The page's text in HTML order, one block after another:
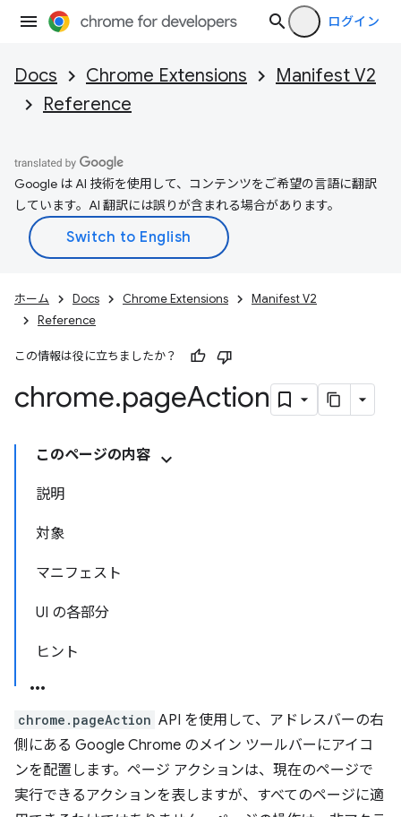
ログイン
Docs Chrome Extensions
Manifest V2
Reference
Google は AI 技術を使用して、コンテンツをご希望の言語に翻訳
しています。AI 翻訳には誤りが含まれる場合があります。
ホーム Docs Chrome Extensions
Manifest V2
Reference
この情報は役に立ちましたか？
chrome.pageAction
このページの内容
説明
対象
マニフェスト
UI の各部分
ヒント
chrome.pageAction API を使用して、アドレスバーの右
側にある Google Chrome のメイン ツールバーにアイコ
ンを配置します。ページ アクションは、現在のページで
実行できるアクションを表しますが、すべてのページに適